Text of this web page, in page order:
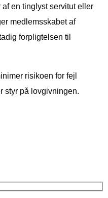
en tinglyst servitut eller
medlemsskabet af
forpligtelsen til
risikoen for fejl
styr på lovgivningen.